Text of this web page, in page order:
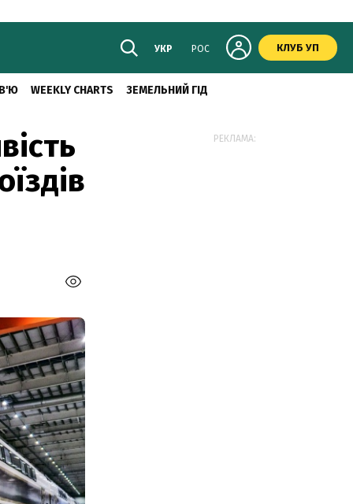
УКР РОС КЛУБ УП
WEEKLY CHARTS ЗЕМЕЛЬНИЙ ГІД
РЕКЛАМА: